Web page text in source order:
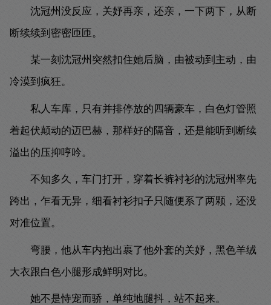
沈冠州没反应，关妤再亲，还亲，一下两下，从断
断续续到密密匝匝。
某一刻沈冠州突然扣住她后脑，由被动到主动，由
冷漠到疯狂。
私人车库，只有并排停放的四辆豪车，白色灯管照
着起伏颠动的迈巴赫，那样好的隔音，还是能听到断续
溢出的压抑哼吟。
不知多久，车门打开，穿着长裤衬衫的沈冠州率先
跨出，乍看无异，细看衬衫扣子只随便系了两颗，还没
对准位置。
弯腰，他从车内抱出裹了他外套的关妤，黑色羊绒
大衣跟白色小腿形成鲜明对比。
她不是恃宠而骄，单纯地腿抖，站不起来。